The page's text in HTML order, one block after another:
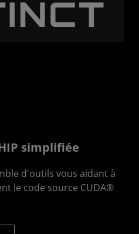
simplifiée
d'outils vous aidant à
le code source CUDA®